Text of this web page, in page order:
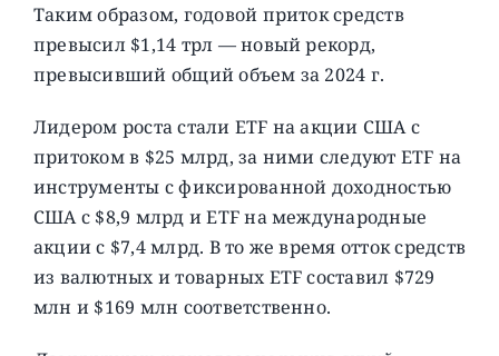
Таким образом, годовой приток средств
превысил $1,14 трл — новый рекорд,
превысивший общий объем за 2024 г.
Лидером роста стали ETF на акции США с
притоком в $25 млрд, за ними следуют ETF на
инструменты с фиксированной доходностью
США с $8,9 млрд и ETF на международные
акции с $7,4 млрд. В то же время отток средств
из валютных и товарных ETF составил $729
млн и $169 млн соответственно.